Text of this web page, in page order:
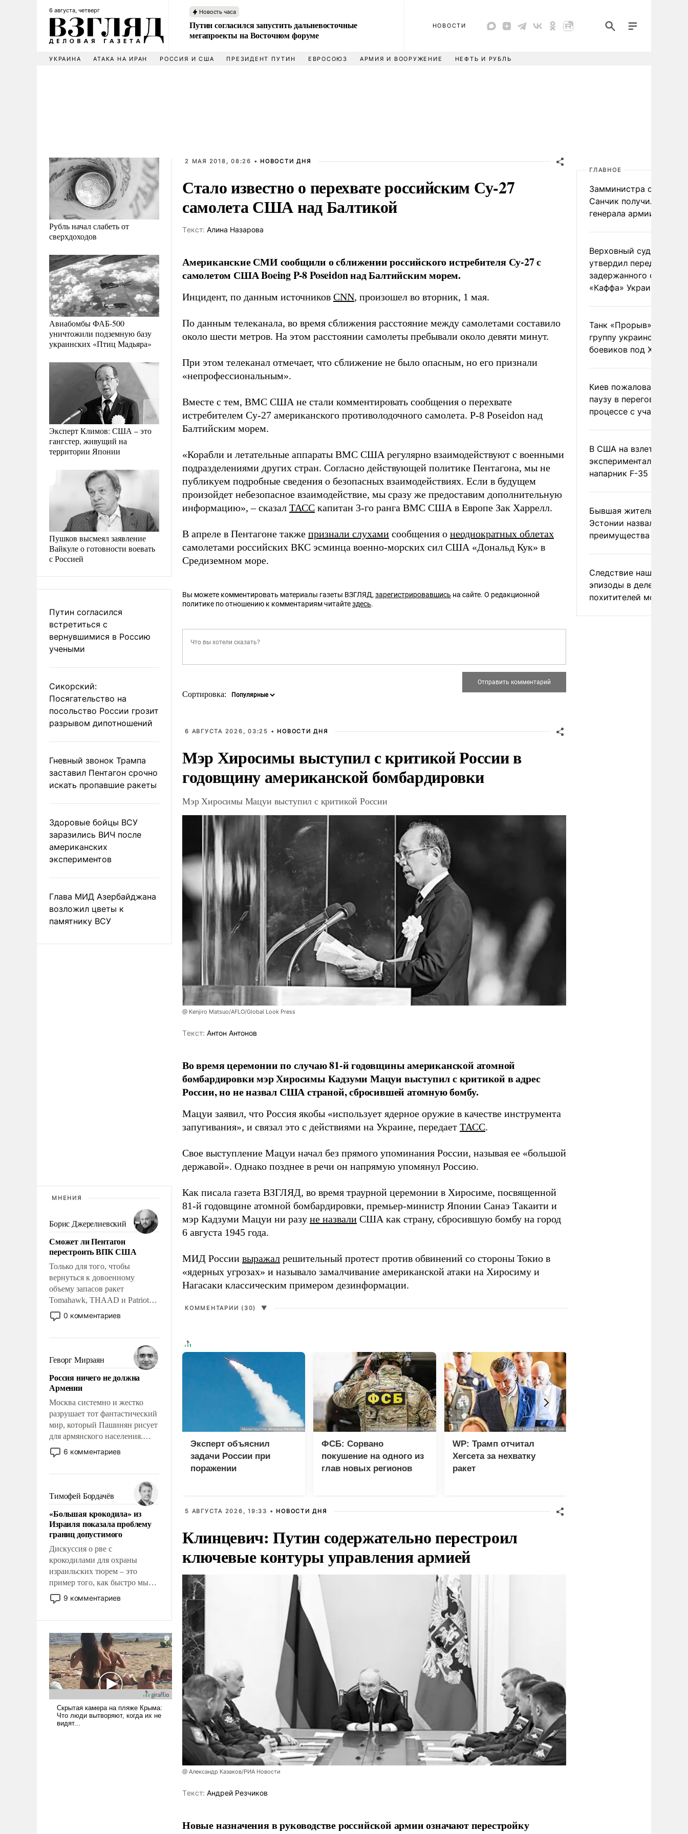
6 августа, четверг Новость часа
Путин согласился запустить дальневосточные
мегапроекты на Восточном форуме
НОВОСТИ
УКРАИНА АТАКА НА ИРАН РОССИЯ И США ПРЕЗИДЕНТ ПУТИН ЕВРОСОЮЗ АРМИЯ И ВООРУЖЕНИЕ НЕФТЬ И РУБЛЬ
Рубль начал слабеть от
сверхдоходов
Авиабомбы ФАБ-500
уничтожили подземную базу
украинских «Птиц Мадьяра»
Эксперт Климов: США – это
гангстер, живущий на
территории Японии
Пушков высмеял заявление
Вайкуле о готовности воевать
с Россией
Путин согласился
встретиться с
вернувшимися в Россию
учеными
Сикорский:
Посягательство на
посольство России грозит
разрывом дипотношений
Гневный звонок Трампа
заставил Пентагон срочно
искать пропавшие ракеты
Здоровые бойцы ВСУ
заразились ВИЧ после
американских
экспериментов
Глава МИД Азербайджана
возложил цветы к
памятнику ВСУ
МНЕНИЯ
Борис Джерелиевский
Сможет ли Пентагон
перестроить ВПК США
Только для того, чтобы
вернуться к довоенному
объему запасов ракет
Tomahawk, THAAD и Patriot
США потребуется более трех
лет. Даже небольшая война с
Сложившаяся ситуация
означает многолетний период
уязвимости США, например,
перед Китаем.
0 комментариев
Геворг Мирзаян
Россия ничего не должна
Армении
Москва системно и жестко
разрушает тот фантастический
мир, который Пашинян рисует
для армянского населения.
Мир, где этому населению все
должны просто по
политические прожекты будут
беспрекословно оплачиваться
за счет российских
налогоплательщиков и где за
свои поступки не нужно
отвечать.
6 комментариев
Тимофей Бордачёв
«Большая крокодила» из
Израиля показала проблему
границ допустимого
Дискуссия о рве с
крокодилами для охраны
израильских тюрем – это
пример того, как быстро мы
двигаемся по пути
революционных изменений.
псевдонаучной фантастики,
стало всерьез обсуждаемой
идеей.
9 комментариев
2 МАЯ 2018, 08:26 • НОВОСТИ ДНЯ
Стало известно о перехвате российским Су-27
самолета США над Балтикой
Tекст: Алина Назарова
Американские СМИ сообщили о сближении российского истребителя Су-27 с
самолетом США Boeing P-8 Poseidon над Балтийским морем.
Инцидент, по данным источников CNN, произошел во вторник, 1 мая.
По данным телеканала, во время сближения расстояние между самолетами составило
около шести метров. На этом расстоянии самолеты пребывали около девяти минут.
При этом телеканал отмечает, что сближение не было опасным, но его признали
«непрофессиональным».
Вместе с тем, ВМС США не стали комментировать сообщения о перехвате
истребителем Су-27 американского противолодочного самолета. P-8 Poseidon над
Балтийским морем.
«Корабли и летательные аппараты ВМС США регулярно взаимодействуют с военными
подразделениями других стран. Согласно действующей политике Пентагона, мы не
публикуем подробные сведения о безопасных взаимодействиях. Если в будущем
произойдет небезопасное взаимодействие, мы сразу же предоставим дополнительную
информацию», – сказал ТАСС капитан 3-го ранга ВМС США в Европе Зак Харрелл.
В апреле в Пентагоне также признали слухами сообщения о неоднократных облетах
самолетами российских ВКС эсминца военно-морских сил США «Дональд Кук» в
Средиземном море.
Вы можете комментировать материалы газеты ВЗГЛЯД, зарегистрировавшись на сайте. О редакционной
политике по отношению к комментариям читайтездесь.
Сортировка:
6 АВГУСТА 2026, 03:25 • НОВОСТИ ДНЯ
Мэр Хиросимы выступил с критикой России в
годовщину американской бомбардировки
Мэр Хиросимы Мацуи выступил с критикой России
@ Kenjiro Matsuo/AFLO/Global Look Press
Tекст: Антон Антонов
Во время церемонии по случаю 81-й годовщины американской атомной
бомбардировки мэр Хиросимы Кадзуми Мацуи выступил с критикой в адрес
России, но не назвал США страной, сбросившей атомную бомбу.
Мацуи заявил, что Россия якобы «использует ядерное оружие в качестве инструмента
запугивания», и связал это с действиями на Украине, передает ТАСС.
Свое выступление Мацуи начал без прямого упоминания России, называя ее «большой
державой». Однако позднее в речи он напрямую упомянул Россию.
Как писала газета ВЗГЛЯД, во время траурной церемонии в Хиросиме, посвященной
81-й годовщине атомной бомбардировки, премьер-министр Японии Санаэ Такаити и
мэр Кадзуми Мацуи ни разу не назвали США как страну, сбросившую бомбу на город
6 августа 1945 года.
МИД России выражал решительный протест против обвинений со стороны Токио в
«ядерных угрозах» и называло замалчивание американской атаки на Хиросиму и
Нагасаки классическим примером дезинформации.
КОММЕНТАРИИ (30) ▼
Эксперт объяснил
задачи России при
поражении
ФСБ: Сорвано
покушение на одного из
глав новых регионов
WP: Трамп отчитал
Хегсета за нехватку
ракет
5 АВГУСТА 2026, 19:33 • НОВОСТИ ДНЯ
Клинцевич: Путин содержательно перестроил
ключевые контуры управления армией
@ Александр Казаков/РИА Новости
Tекст: Андрей Резчиков
Новые назначения в руководстве российской армии означают перестройку
ГЛАВНОЕ
Замминистра обороны
Санчик получил звание
генерала армии
Верховный суд Швеции
утвердил передачу
задержанного
«Каффа» Украине
Танк «Прорыв»
группу украинских
боевиков под
Киев пожаловался на
паузу в переговорном
процессе с участием
В США на взлете
экспериментальный
напарник F-35
Бывшая жительница
Эстонии назвала
преимущества России
Следствие нашло
эпизоды в деле
похитителей москвичек